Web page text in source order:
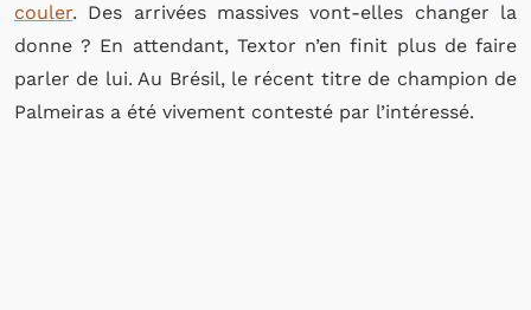
couler. Des arrivées massives vont-elles changer la
donne ? En attendant, Textor n’en finit plus de faire
parler de lui. Au Brésil, le récent titre de champion de
Palmeiras a été vivement contesté par l’intéressé.